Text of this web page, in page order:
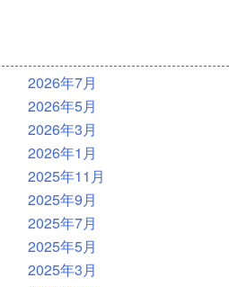
2026年7月
2026年5月
2026年3月
2026年1月
2025年11月
2025年9月
2025年7月
2025年5月
2025年3月